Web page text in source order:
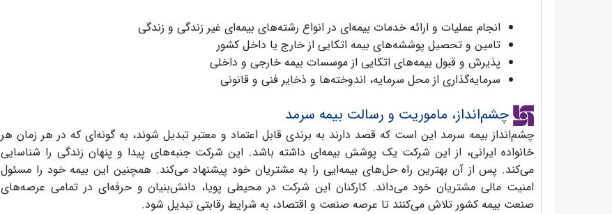
انجام عملیات و ارائه خدمات بیمه‌ای در انواع رشته‌های بیمه‌ای غیر زندگی و زندگی
تامین و تحصیل پوششه‌های بیمه اتکایی از خارج یا داخل کشور
پذیرش و قبول بیمه‌های اتکایی از موسسات بیمه خارجی و داخلی
سرمایه‌گذاری از محل سرمایه، اندوخته‌ها و ذخایر فنی و قانونی
چشم‌انداز، ماموریت و رسالت بیمه سرمد
چشم‌انداز بیمه سرمد این است که قصد دارند به برندی قابل اعتماد و معتبر تبدیل شوند، به گونه‌ای که در هر زمان هر
خانواده ایرانی، از این شرکت یک پوشش بیمه‌ای داشته باشد. این شرکت جنبه‌های پیدا و پنهان زندگی را شناسایی
می‌کند. پس از آن بهترین راه حل‌های بیمه‌ایی را به مشتریان خود پیشنهاد می‌کند. همچنین این بیمه خود را مسئول
امنیت مالی مشتریان خود می‌داند. کارکنان این شرکت در محیطی پویا، دانش‌بنیان و حرفه‌ای در تمامی عرصه‌های
صنعت بیمه کشور تلاش می‌کنند تا عرصه صنعت و اقتصاد، به شرایط رقابتی تبدیل شود.